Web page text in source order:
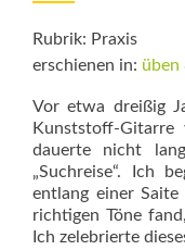
Rubrik: Praxis
erschienen in: üben
Vor etwa dreißig
Kunststoff-
dauerte nicht
„Suchreise“. Ich
entlang einer
richtigen Töne
Ich zelebrierte